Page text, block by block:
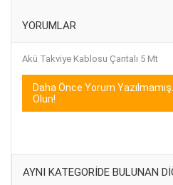
YORUMLAR
Akü Takviye Kablosu Çantalı 5 Mt
Daha Önce Yorum
Olun!
AYNI KATEGORIDE BULUNAN